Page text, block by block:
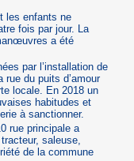
les enfants ne
fois par jour. La
a été
par l’installation de
du puits d’amour
locale. En 2018 un
habitudes et
à sanctionner.
rue principale a
saleuse,
de la commune